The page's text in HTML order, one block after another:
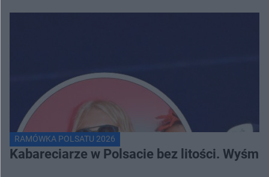
RAMÓWKA POLSATU 2026
Kabareciarze w Polsacie bez litości.